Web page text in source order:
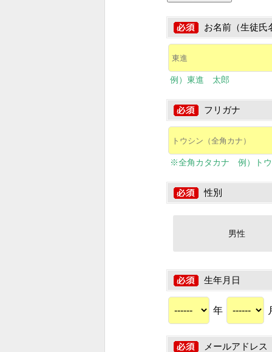
お名前（生徒氏
例）東進 太郎
フリガナ
※全角カタカナ 例）ト
性別
男性
生年月日
年
メールアドレス